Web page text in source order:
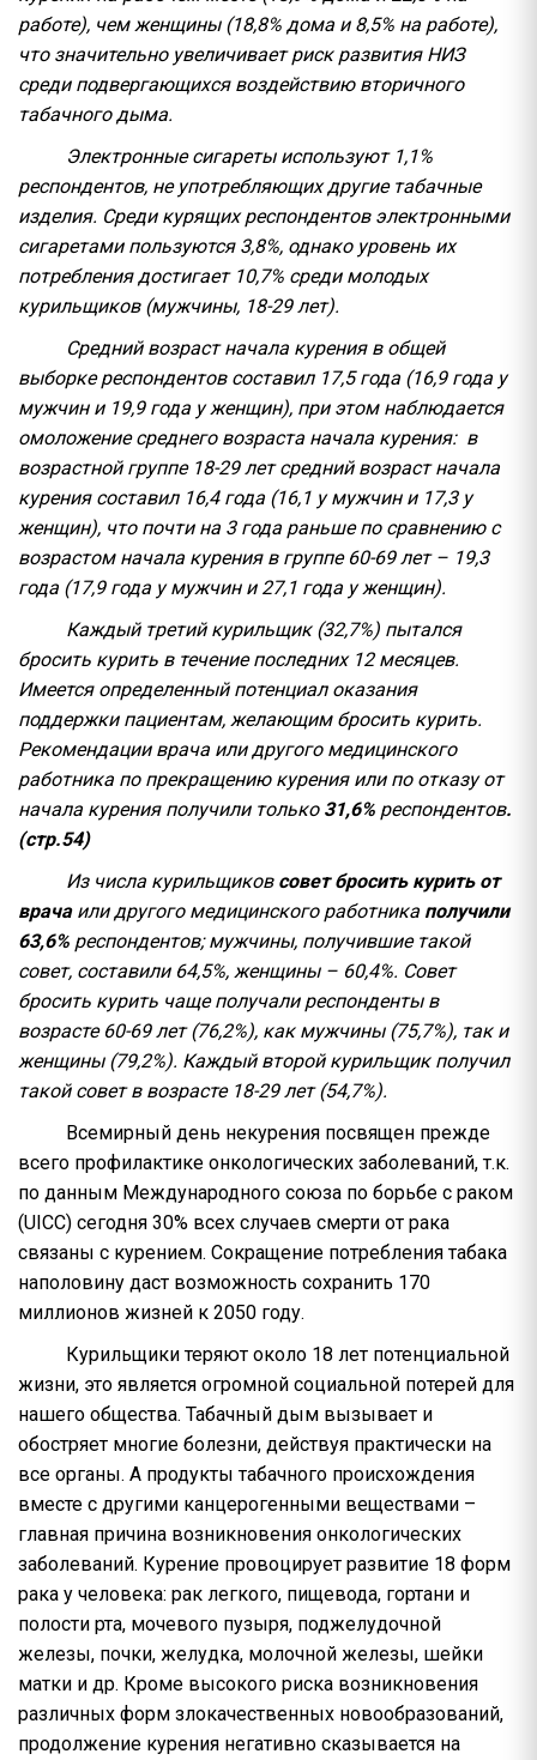
работе), чем женщины (18,8% дома и 8,5% на работе),
что значительно увеличивает риск развития НИЗ
среди подвергающихся воздействию вторичного
табачного дыма.
Электронные сигареты используют 1,1%
респондентов, не употребляющих другие табачные
изделия. Среди курящих респондентов электронными
сигаретами пользуются 3,8%, однако уровень их
потребления достигает 10,7% среди молодых
курильщиков (мужчины, 18-29 лет).
Средний возраст начала курения в общей
выборке респондентов составил 17,5 года (16,9 года у
мужчин и 19,9 года у женщин), при этом наблюдается
омоложение среднего возраста начала курения: в
возрастной группе 18-29 лет средний возраст начала
курения составил 16,4 года (16,1 у мужчин и 17,3 у
женщин), что почти на 3 года раньше по сравнению с
возрастом начала курения в группе 60-69 лет – 19,3
года (17,9 года у мужчин и 27,1 года у женщин).
Каждый третий курильщик (32,7%) пытался
бросить курить в течение последних 12 месяцев.
Имеется определенный потенциал оказания
поддержки пациентам, желающим бросить курить.
Рекомендации врача или другого медицинского
работника по прекращению курения или по отказу от
начала курения получили только 31,6% респондентов.
(стр.54)
Из числа курильщиков совет бросить курить от
врачаили другого медицинского работника получили
63,6% респондентов; мужчины, получившие такой
совет, составили 64,5%, женщины – 60,4%. Совет
бросить курить чаще получали респонденты в
возрасте 60-69 лет (76,2%), как мужчины (75,7%), так и
женщины (79,2%). Каждый второй курильщик получил
такой совет в возрасте 18-29 лет (54,7%).
Всемирный день некурения посвящен прежде
всего профилактике онкологических заболеваний, т.к.
по данным Международного союза по борьбе с раком
(UICC) сегодня 30% всех случаев смерти от рака
связаны с курением. Сокращение потребления табака
наполовину даст возможность сохранить 170
миллионов жизней к 2050 году.
Курильщики теряют около 18 лет потенциальной
жизни, это является огромной социальной потерей для
нашего общества. Табачный дым вызывает и
обостряет многие болезни, действуя практически на
все органы. А продукты табачного происхождения
вместе с другими канцерогенными веществами –
главная причина возникновения онкологических
заболеваний. Курение провоцирует развитие 18 форм
рака у человека: рак легкого, пищевода, гортани и
полости рта, мочевого пузыря, поджелудочной
железы, почки, желудка, молочной железы, шейки
матки и др. Кроме высокого риска возникновения
различных форм злокачественных новообразований,
продолжение курения негативно сказывается на